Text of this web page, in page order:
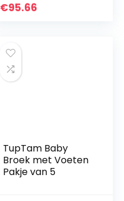
Jassen Jassen en
€95.66
TupTam Baby
Broek met Voeten
Pakje van 5